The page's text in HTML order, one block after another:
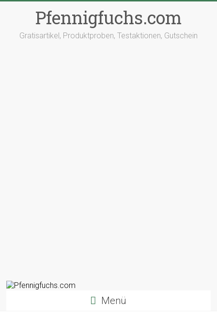
Pfennigfuchs.com
Gratisartikel, Produktproben, Testaktionen, Gutschein
Menü